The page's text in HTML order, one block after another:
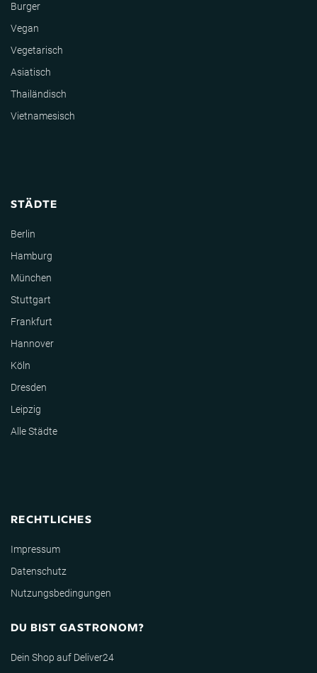
Burger
Vegan
Vegetarisch
Asiatisch
Thailändisch
Vietnamesisch
STÄDTE
Berlin
Hamburg
München
Stuttgart
Frankfurt
Hannover
Köln
Dresden
Leipzig
Alle Städte
RECHTLICHES
Impressum
Datenschutz
Nutzungsbedingungen
DU BIST GASTRONOM?
Dein Shop auf Deliver24